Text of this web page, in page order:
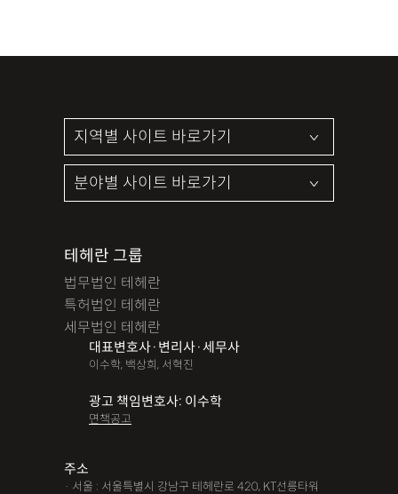
테헤란 그룹
법무법인 테헤란
특허법인 테헤란
세무법인 테헤란
대표변호사·변리사·세무사
이수학, 백상희, 서혁진
광고 책임변호사: 이수학
면책공고
주소
· 서울 : 서울특별시 강남구 테헤란로 420, KT선릉타워